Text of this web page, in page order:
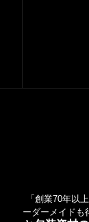
「創業70年以
ーダーメイド